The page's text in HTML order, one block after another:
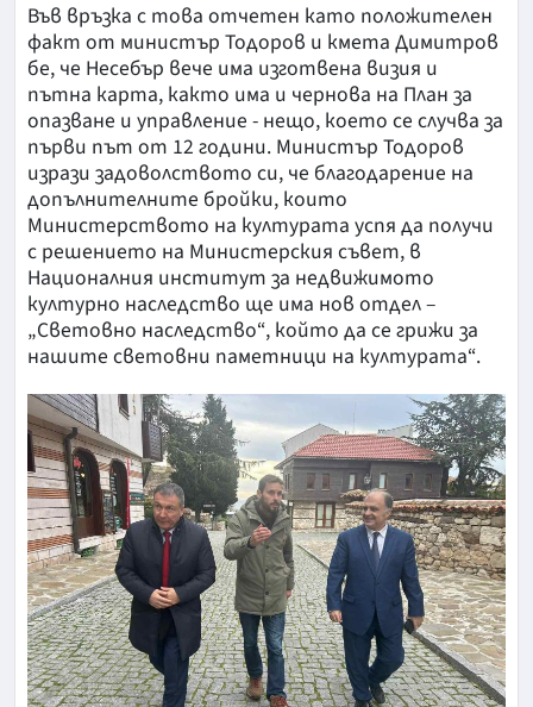
Във връзка с това отчетен като положителен
факт от министър Тодоров и кмета Димитров
бе, че Несебър вече има изготвена визия и
пътна карта, както има и чернова на План за
опазване и управление - нещо, което се случва за
първи път от 12 години. Министър Тодоров
изрази задоволството си, че благодарение на
допълнителните бройки, които
Министерството на културата успя да получи
с решението на Министерския съвет, в
Националния институт за недвижимото
културно наследство ще има нов отдел –
„Световно наследство“, който да се грижи за
нашите световни паметници на културата“.